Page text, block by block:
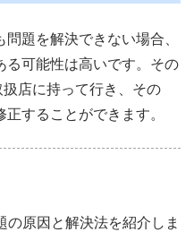
題を解決できない場合、
る可能性は高いです。その
店に持って行き、その
することができます。
原因と解決法を紹介しま